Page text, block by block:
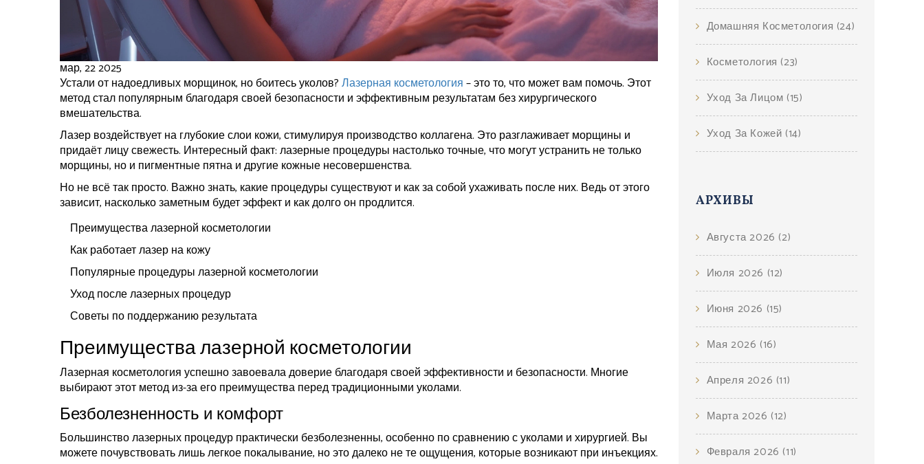
мар, 22 2025
Устали от надоедливых морщинок, но боитесь уколов?Лазерная косметология– это то, что может вам помочь. Этот
метод стал популярным благодаря своей безопасности и эффективным результатам без хирургического
вмешательства.
Лазер воздействует на глубокие слои кожи, стимулируя производство коллагена. Это разглаживает морщины и
придаёт лицу свежесть. Интересный факт: лазерные процедуры настолько точные, что могут устранить не только
морщины, но и пигментные пятна и другие кожные несовершенства.
Но не всё так просто. Важно знать, какие процедуры существуют и как за собой ухаживать после них. Ведь от этого
зависит, насколько заметным будет эффект и как долго он продлится.
Преимущества лазерной косметологии
Как работает лазер на кожу
Популярные процедуры лазерной косметологии
Уход после лазерных процедур
Советы по поддержанию результата
Преимущества лазерной косметологии
Лазерная косметология успешно завоевала доверие благодаря своей эффективности и безопасности. Многие
выбирают этот метод из-за его преимущества перед традиционными уколами.
Безболезненность и комфорт
Большинство лазерных процедур практически безболезненны, особенно по сравнению с уколами и хирургией. Вы
можете почувствовать лишь легкое покалывание, но это далеко не те ощущения, которые возникают при инъекциях.
Домашняя Косметология (24)
Косметология (23)
Уход За Лицом (15)
Уход За Кожей (14)
АРХИВЫ
Августа 2026 (2)
Июля 2026 (12)
Июня 2026 (15)
Мая 2026 (16)
Апреля 2026 (11)
Марта 2026 (12)
Февраля 2026 (11)